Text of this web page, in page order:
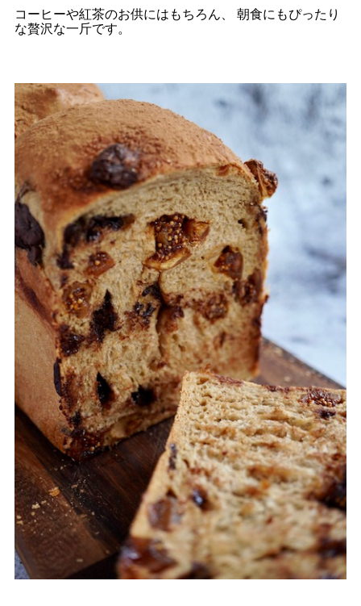
コーヒーや紅茶のお供にはもちろん、 朝食にもぴったり
な贅沢な一斤です。